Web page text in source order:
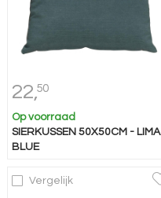
22,50
Op voorraad
SIERKUSSEN 50X50CM - LIMA
BLUE
Vergelijk